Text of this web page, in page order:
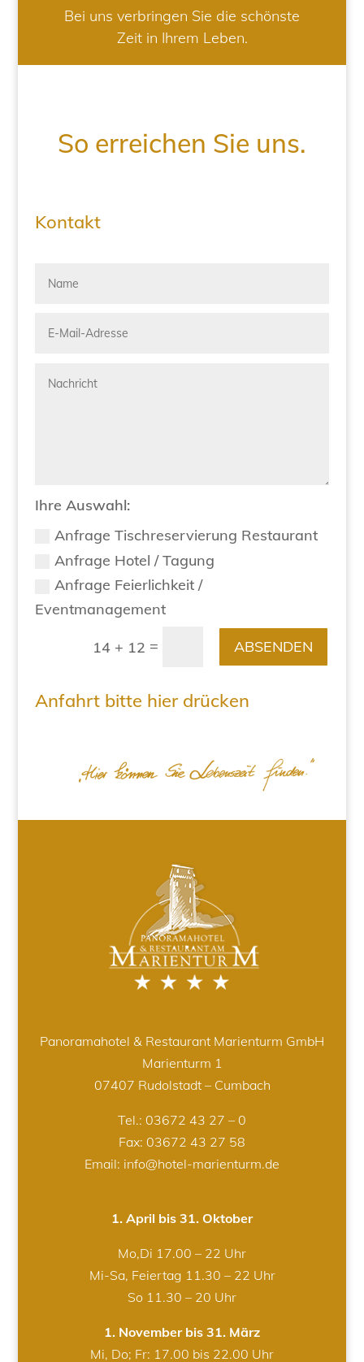
Bei uns verbringen Sie die schönste
Zeit in Ihrem Leben.
So erreichen Sie uns.
Kontakt
Ihre Auswahl:
Anfrage Tischreservierung Restaurant
Anfrage Hotel / Tagung
Anfrage Feierlichkeit /
Eventmanagement
14 + 12 = ABSENDEN
Anfahrt bitte hier drücken
Panoramahotel & Restaurant Marienturm GmbH
Marienturm 1
07407 Rudolstadt – Cumbach
Tel.: 03672 43 27 – 0
Fax: 03672 43 27 58
Email: info@hotel-marienturm.de
1. April bis 31. Oktober
Mo,Di 17.00 – 22 Uhr
Mi-Sa, Feiertag 11.30 – 22 Uhr
So 11.30 – 20 Uhr
1. November bis 31. März
Mi, Do; Fr: 17.00 bis 22.00 Uhr